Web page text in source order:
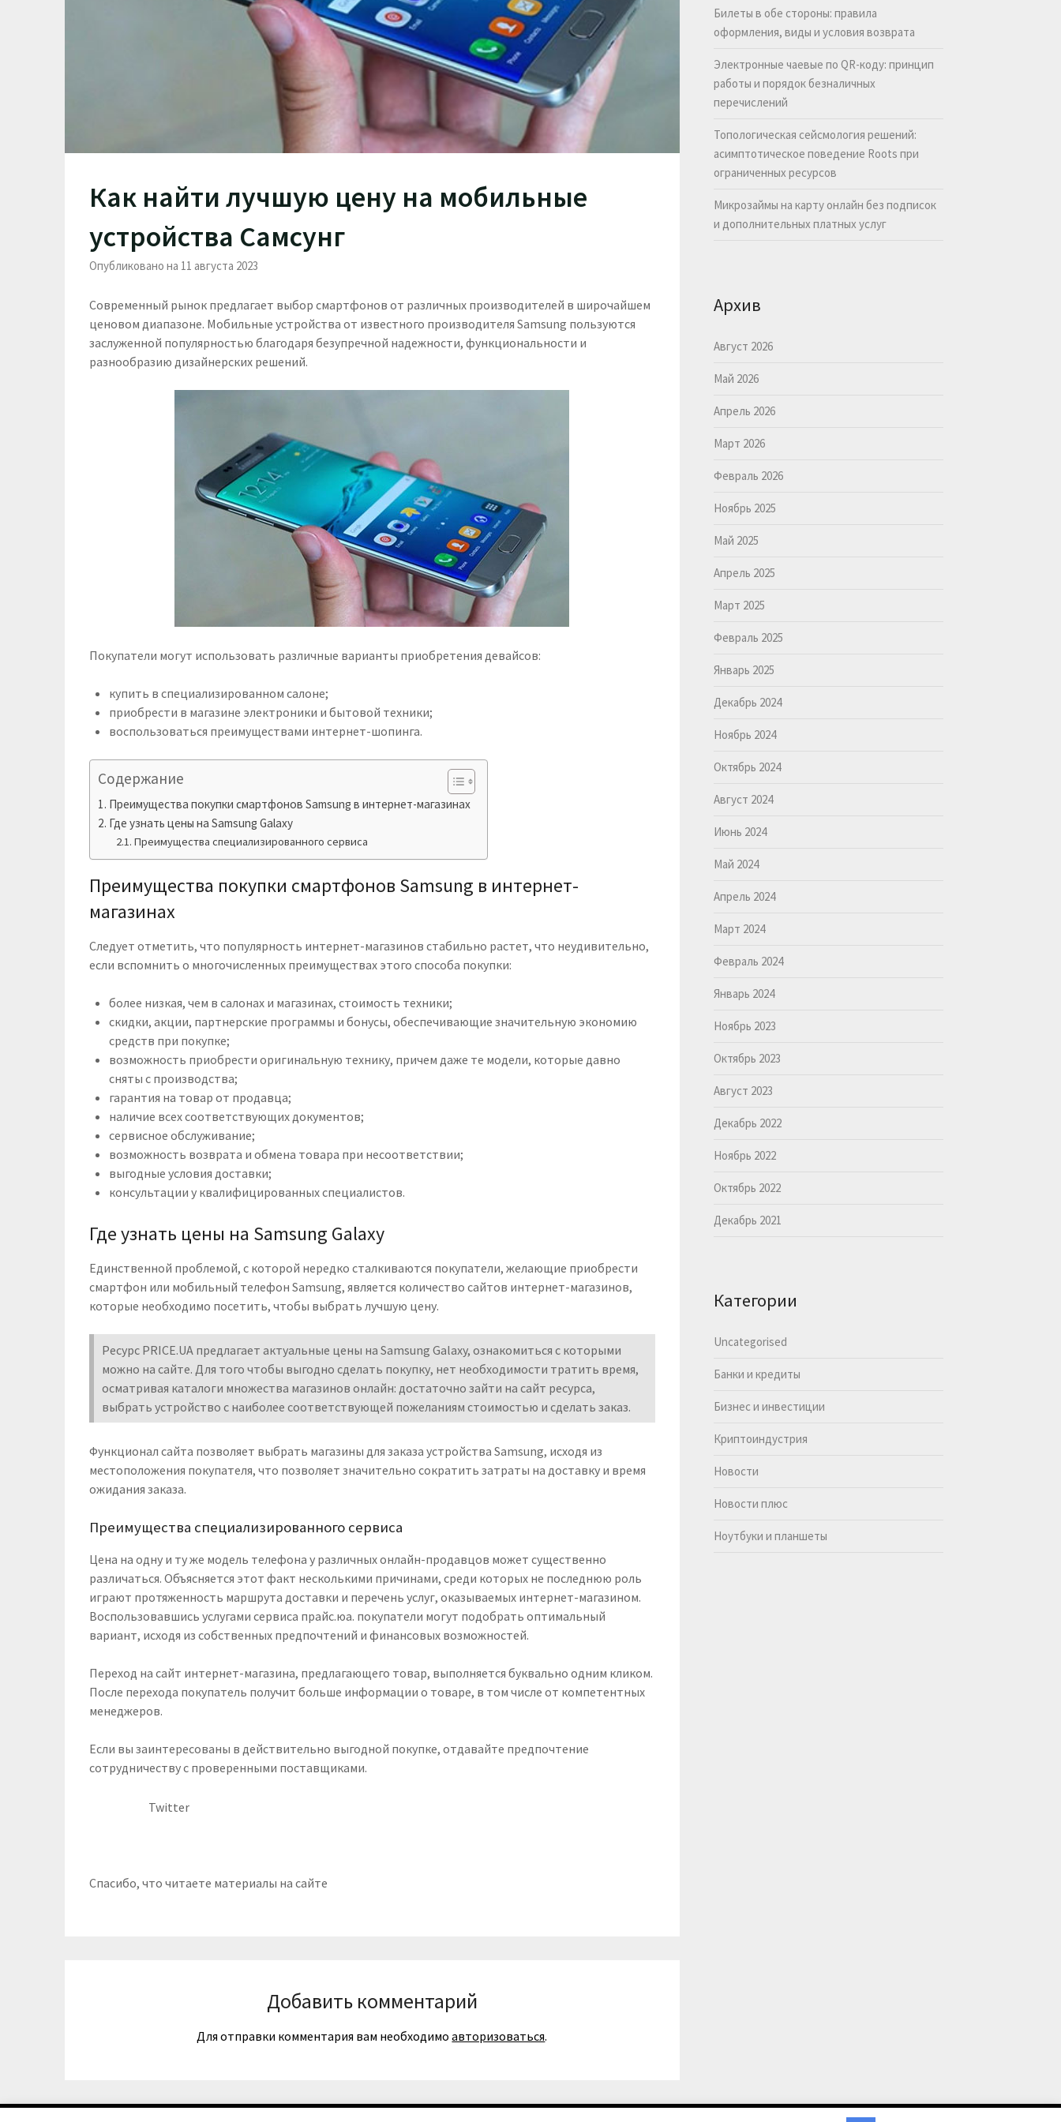
Как найти лучшую цену на мобильные
устройства Самсунг
Опубликовано на 11 августа 2023
Современный рынок предлагает выбор смартфонов от различных производителей в широчайшем
ценовом диапазоне. Мобильные устройства от известного производителя Samsung пользуются
заслуженной популярностью благодаря безупречной надежности, функциональности и
разнообразию дизайнерских решений.
Покупатели могут использовать различные варианты приобретения девайсов:
купить в специализированном салоне;
приобрести в магазине электроники и бытовой техники;
воспользоваться преимуществами интернет-шопинга.
Содержание
Преимущества покупки смартфонов Samsung в интернет-магазинах
Где узнать цены на Samsung Galaxy
Преимущества специализированного сервиса
Преимущества покупки смартфонов Samsung в интернет-
магазинах
Следует отметить, что популярность интернет-магазинов стабильно растет, что неудивительно,
если вспомнить о многочисленных преимуществах этого способа покупки:
более низкая, чем в салонах и магазинах, стоимость техники;
скидки, акции, партнерские программы и бонусы, обеспечивающие значительную экономию
средств при покупке;
возможность приобрести оригинальную технику, причем даже те модели, которые давно
сняты с производства;
гарантия на товар от продавца;
наличие всех соответствующих документов;
сервисное обслуживание;
возможность возврата и обмена товара при несоответствии;
выгодные условия доставки;
консультации у квалифицированных специалистов.
Где узнать цены на Samsung Galaxy
Единственной проблемой, с которой нередко сталкиваются покупатели, желающие приобрести
смартфон или мобильный телефон Samsung, является количество сайтов интернет-магазинов,
которые необходимо посетить, чтобы выбрать лучшую цену.
Ресурс PRICE.UA предлагает актуальные цены на Samsung Galaxy, ознакомиться с которыми
можно на сайте. Для того чтобы выгодно сделать покупку, нет необходимости тратить время,
осматривая каталоги множества магазинов онлайн: достаточно зайти на сайт ресурса,
выбрать устройство с наиболее соответствующей пожеланиям стоимостью и сделать заказ.
Функционал сайта позволяет выбрать магазины для заказа устройства Samsung, исходя из
местоположения покупателя, что позволяет значительно сократить затраты на доставку и время
ожидания заказа.
Преимущества специализированного сервиса
Цена на одну и ту же модель телефона у различных онлайн-продавцов может существенно
различаться. Объясняется этот факт несколькими причинами, среди которых не последнюю роль
играют протяженность маршрута доставки и перечень услуг, оказываемых интернет-магазином.
Воспользовавшись услугами сервиса прайс.юа. покупатели могут подобрать оптимальный
вариант, исходя из собственных предпочтений и финансовых возможностей.
Переход на сайт интернет-магазина, предлагающего товар, выполняется буквально одним кликом.
После перехода покупатель получит больше информации о товаре, в том числе от компетентных
менеджеров.
Если вы заинтересованы в действительно выгодной покупке, отдавайте предпочтение
сотрудничеству с проверенными поставщиками.
Twitter
Спасибо, что читаете материалы на сайте
Добавить комментарий
Для отправки комментария вам необходимоавторизоваться.
Билеты в обе стороны: правила
оформления, виды и условия возврата
Электронные чаевые по QR-коду: принцип
работы и порядок безналичных
перечислений
Топологическая сейсмология решений:
асимптотическое поведение Roots при
ограниченных ресурсов
Микрозаймы на карту онлайн без подписок
и дополнительных платных услуг
Архив
Август 2026
Май 2026
Апрель 2026
Март 2026
Февраль 2026
Ноябрь 2025
Май 2025
Апрель 2025
Март 2025
Февраль 2025
Январь 2025
Декабрь 2024
Ноябрь 2024
Октябрь 2024
Август 2024
Июнь 2024
Май 2024
Апрель 2024
Март 2024
Февраль 2024
Январь 2024
Ноябрь 2023
Октябрь 2023
Август 2023
Декабрь 2022
Ноябрь 2022
Октябрь 2022
Декабрь 2021
Категории
Uncategorised
Банки и кредиты
Бизнес и инвестиции
Криптоиндустрия
Новости
Новости плюс
Ноутбуки и планшеты